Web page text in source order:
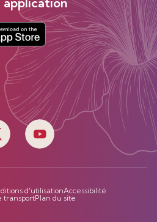
d'utilisationAccessibilité
transportPlan du site